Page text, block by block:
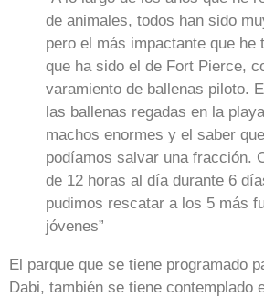
de animales, todos han sido
pero el más impactante que he
que ha sido el de Fort Pierce,
varamiento de ballenas piloto.
las ballenas regadas en la
machos enormes y el saber
podíamos salvar una fracción.
de 12 horas al día durante 6
pudimos rescatar a los 5 más
jóvenes”
El parque que se tiene programado
Dabi, también se tiene contemplado